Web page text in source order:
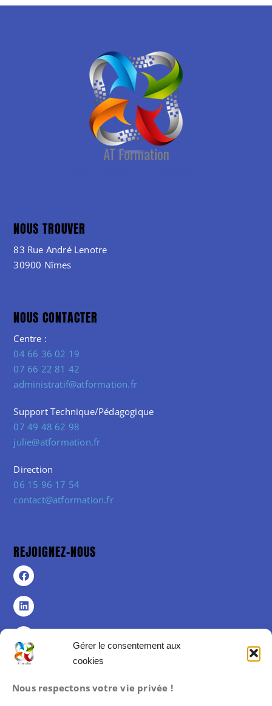
Gérer le consentement aux
cookies
Nous respectons votre vie privée !
NOUS TROUVER
83 Rue André Lenotre
30900 Nîmes
NOUS CONTACTER
Centre :
04 66 36 02 19
07 66 22 81 42
administratif@atformation.fr
Support Technique/Pédagogique
07 49 48 62 98
julie@atformation.fr
Direction
06 15 96 17 54
contact@atformation.fr
REJOIGNEZ-NOUS
Politique de cookies (UE)